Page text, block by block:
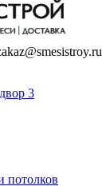
3
потолков